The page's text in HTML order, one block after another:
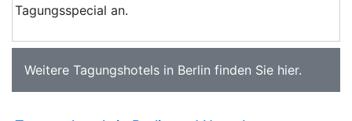
Tagungsspecial an.
Weitere Tagungshotels in Berlin finden Sie hier.